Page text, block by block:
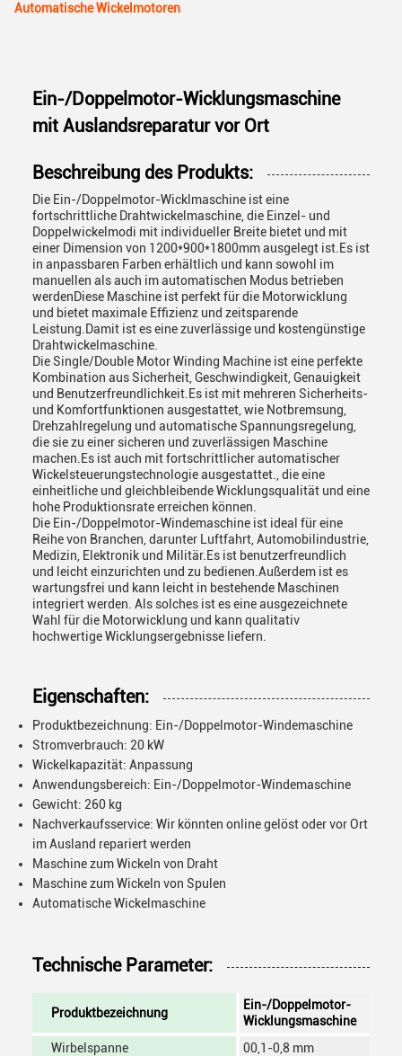
Automatische Wickelmotoren
Ein-/Doppelmotor-Wicklungsmaschine
mit Auslandsreparatur vor Ort
Beschreibung des Produkts:
Die Ein-/Doppelmotor-Wicklmaschine ist eine
fortschrittliche Drahtwickelmaschine, die Einzel- und
Doppelwickelmodi mit individueller Breite bietet und mit
einer Dimension von 1200*900*1800mm ausgelegt ist.Es ist
in anpassbaren Farben erhältlich und kann sowohl im
manuellen als auch im automatischen Modus betrieben
werdenDiese Maschine ist perfekt für die Motorwicklung
und bietet maximale Effizienz und zeitsparende
Leistung.Damit ist es eine zuverlässige und kostengünstige
Drahtwickelmaschine.
Die Single/Double Motor Winding Machine ist eine perfekte
Kombination aus Sicherheit, Geschwindigkeit, Genauigkeit
und Benutzerfreundlichkeit.Es ist mit mehreren Sicherheits-
und Komfortfunktionen ausgestattet, wie Notbremsung,
Drehzahlregelung und automatische Spannungsregelung,
die sie zu einer sicheren und zuverlässigen Maschine
machen.Es ist auch mit fortschrittlicher automatischer
Wickelsteuerungstechnologie ausgestattet., die eine
einheitliche und gleichbleibende Wicklungsqualität und eine
hohe Produktionsrate erreichen können.
Die Ein-/Doppelmotor-Windemaschine ist ideal für eine
Reihe von Branchen, darunter Luftfahrt, Automobilindustrie,
Medizin, Elektronik und Militär.Es ist benutzerfreundlich
und leicht einzurichten und zu bedienen.Außerdem ist es
wartungsfrei und kann leicht in bestehende Maschinen
integriert werden. Als solches ist es eine ausgezeichnete
Wahl für die Motorwicklung und kann qualitativ
hochwertige Wicklungsergebnisse liefern.
Eigenschaften:
Produktbezeichnung: Ein-/Doppelmotor-Windemaschine
Stromverbrauch: 20 kW
Wickelkapazität: Anpassung
Anwendungsbereich: Ein-/Doppelmotor-Windemaschine
Gewicht: 260 kg
Nachverkaufsservice: Wir könnten online gelöst oder vor Ort
im Ausland repariert werden
Maschine zum Wickeln von Draht
Maschine zum Wickeln von Spulen
Automatische Wickelmaschine
Technische Parameter:
Produktbezeichnung
Ein-/Doppelmotor-
Wicklungsmaschine
Wirbelspanne
00,1-0,8 mm